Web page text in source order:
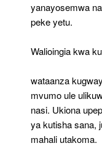
yanayosemwa
peke yetu.
Walioingia kwa
wataanza
mvumo ule
nasi. Ukiona
ya kutisha sana,
mahali utakoma.